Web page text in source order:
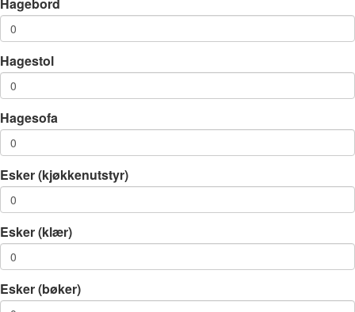
Hagestol
Hagesofa
Esker (kjøkkenutstyr)
Esker (klær)
Esker (bøker)